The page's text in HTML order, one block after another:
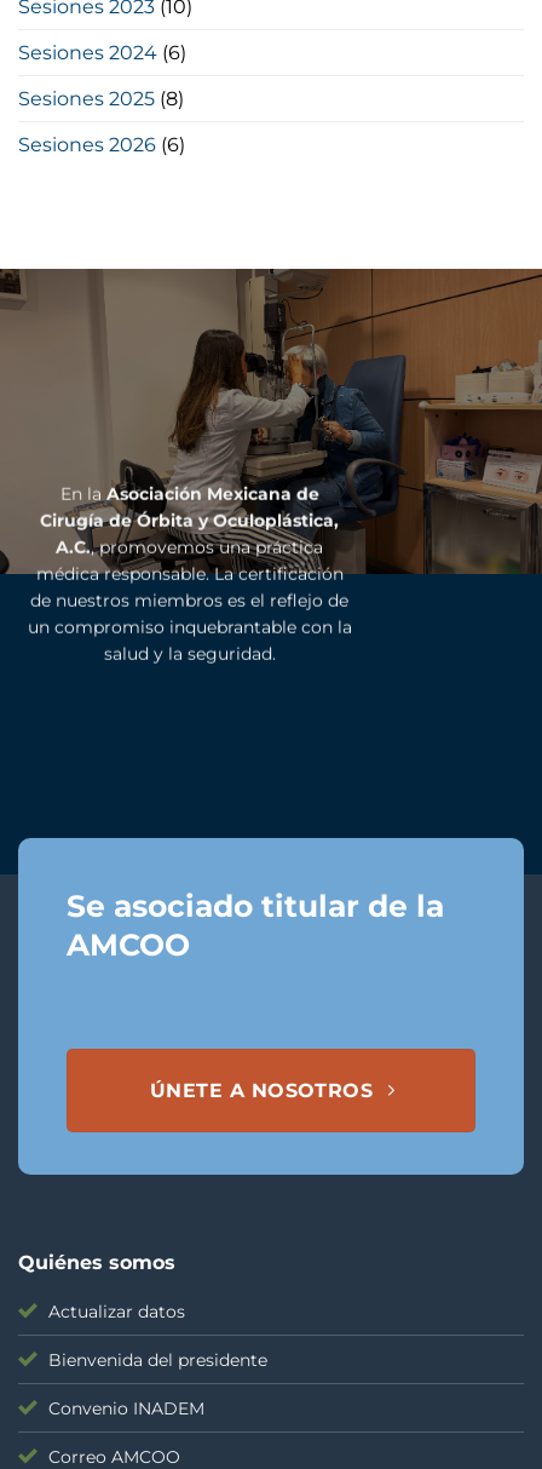
Sesiones 2023 (10)
Sesiones 2024 (6)
Sesiones 2025 (8)
Sesiones 2026 (6)
En la Asociación Mexicana de
Cirugía de Órbita y Oculoplástica,
A.C., promovemos una práctica
médica responsable. La certificación
de nuestros miembros es el reflejo de
un compromiso inquebrantable con la
salud y la seguridad.
Se asociado titular de la
AMCOO
ÚNETE A NOSOTROS
Quiénes somos
Actualizar datos
Bienvenida del presidente
Convenio INADEM
Correo AMCOO